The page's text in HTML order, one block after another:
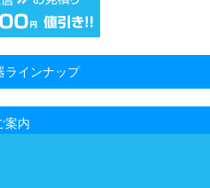
ラインナップ
案内